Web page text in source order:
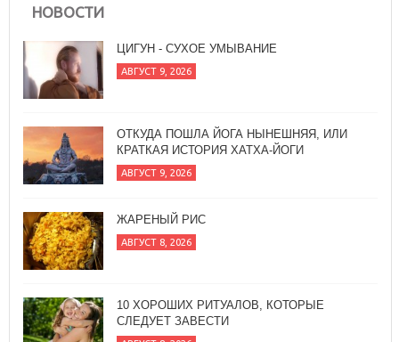
НОВОСТИ
ОТКУДА ПОШЛА ЙОГА НЫНЕШНЯЯ, ИЛИ
КРАТКАЯ ИСТОРИЯ ХАТХА-ЙОГИ
ЖАРЕНЫЙ РИС
10 ХОРОШИХ РИТУАЛОВ, КОТОРЫЕ
СЛЕДУЕТ ЗАВЕСТИ